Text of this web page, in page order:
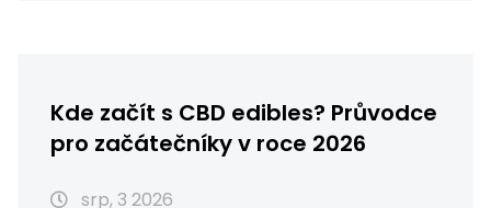
Kde začít s CBD edibles? Průvodce
pro začátečníky v roce 2026
srp, 3 2026